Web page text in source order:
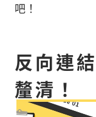
吧！
反向連
釐清！